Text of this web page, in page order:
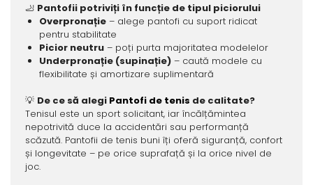
🦶 Pantofii potriviți în funcție de tipul piciorului
Overpronație– alege pantofi cu suport ridicat
pentru stabilitate
Picior neutru– poți purta majoritatea modelelor
Underpronație (supinație)– caută modele cu
flexibilitate și amortizare suplimentară
💡 De ce să alegi Pantofi de tenis de calitate?
Tenisul este un sport solicitant, iar încălțămintea
nepotrivită duce la accidentări sau performanță
scăzută. Pantofii de tenis buni îți oferă siguranță, confort
și longevitate – pe orice suprafață și la orice nivel de
joc.